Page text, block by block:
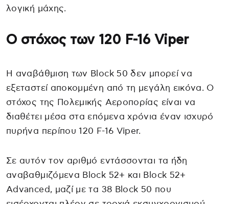
λογική μάχης.
Ο στόχος των 120 F-16 Viper
Η αναβάθμιση των Block 50 δεν μπορεί να
εξεταστεί αποκομμένη από τη μεγάλη εικόνα. Ο
στόχος της Πολεμικής Αεροπορίας είναι να
διαθέτει μέσα στα επόμενα χρόνια έναν ισχυρό
πυρήνα περίπου 120 F-16 Viper.
Σε αυτόν τον αριθμό εντάσσονται τα ήδη
αναβαθμιζόμενα Block 52+ και Block 52+
Advanced, μαζί με τα 38 Block 50 που